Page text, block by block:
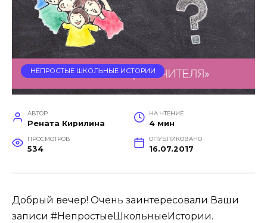
НЕПРОСТЫЕ ШКОЛЬНЫЕ ИСТОРИИ
АВТОР
Рената Кирилина
НА ЧТЕНИЕ
4 мин
ПРОСМОТРОВ
534
ОПУБЛИКОВАНО
16.07.2017
Добрый вечер! Очень заинтересовали Ваши
записи #НепростыеШкольныеИстории.